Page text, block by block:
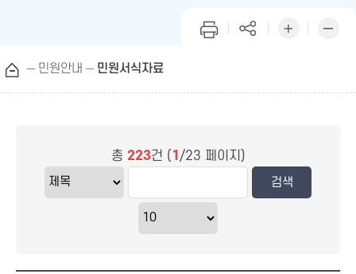
민원안내 민원서식자료
총 223건 ( 1 /23 페이지)